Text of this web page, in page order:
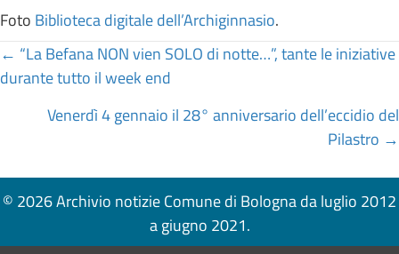
Foto Biblioteca digitale dell’Archiginnasio.
Posts
navigation
← “La Befana NON vien SOLO di notte…”, tante le iniziative
durante tutto il week end
Venerdì 4 gennaio il 28° anniversario dell’eccidio del
Pilastro →
© 2026 Archivio notizie Comune di Bologna da luglio 2012
a giugno 2021.